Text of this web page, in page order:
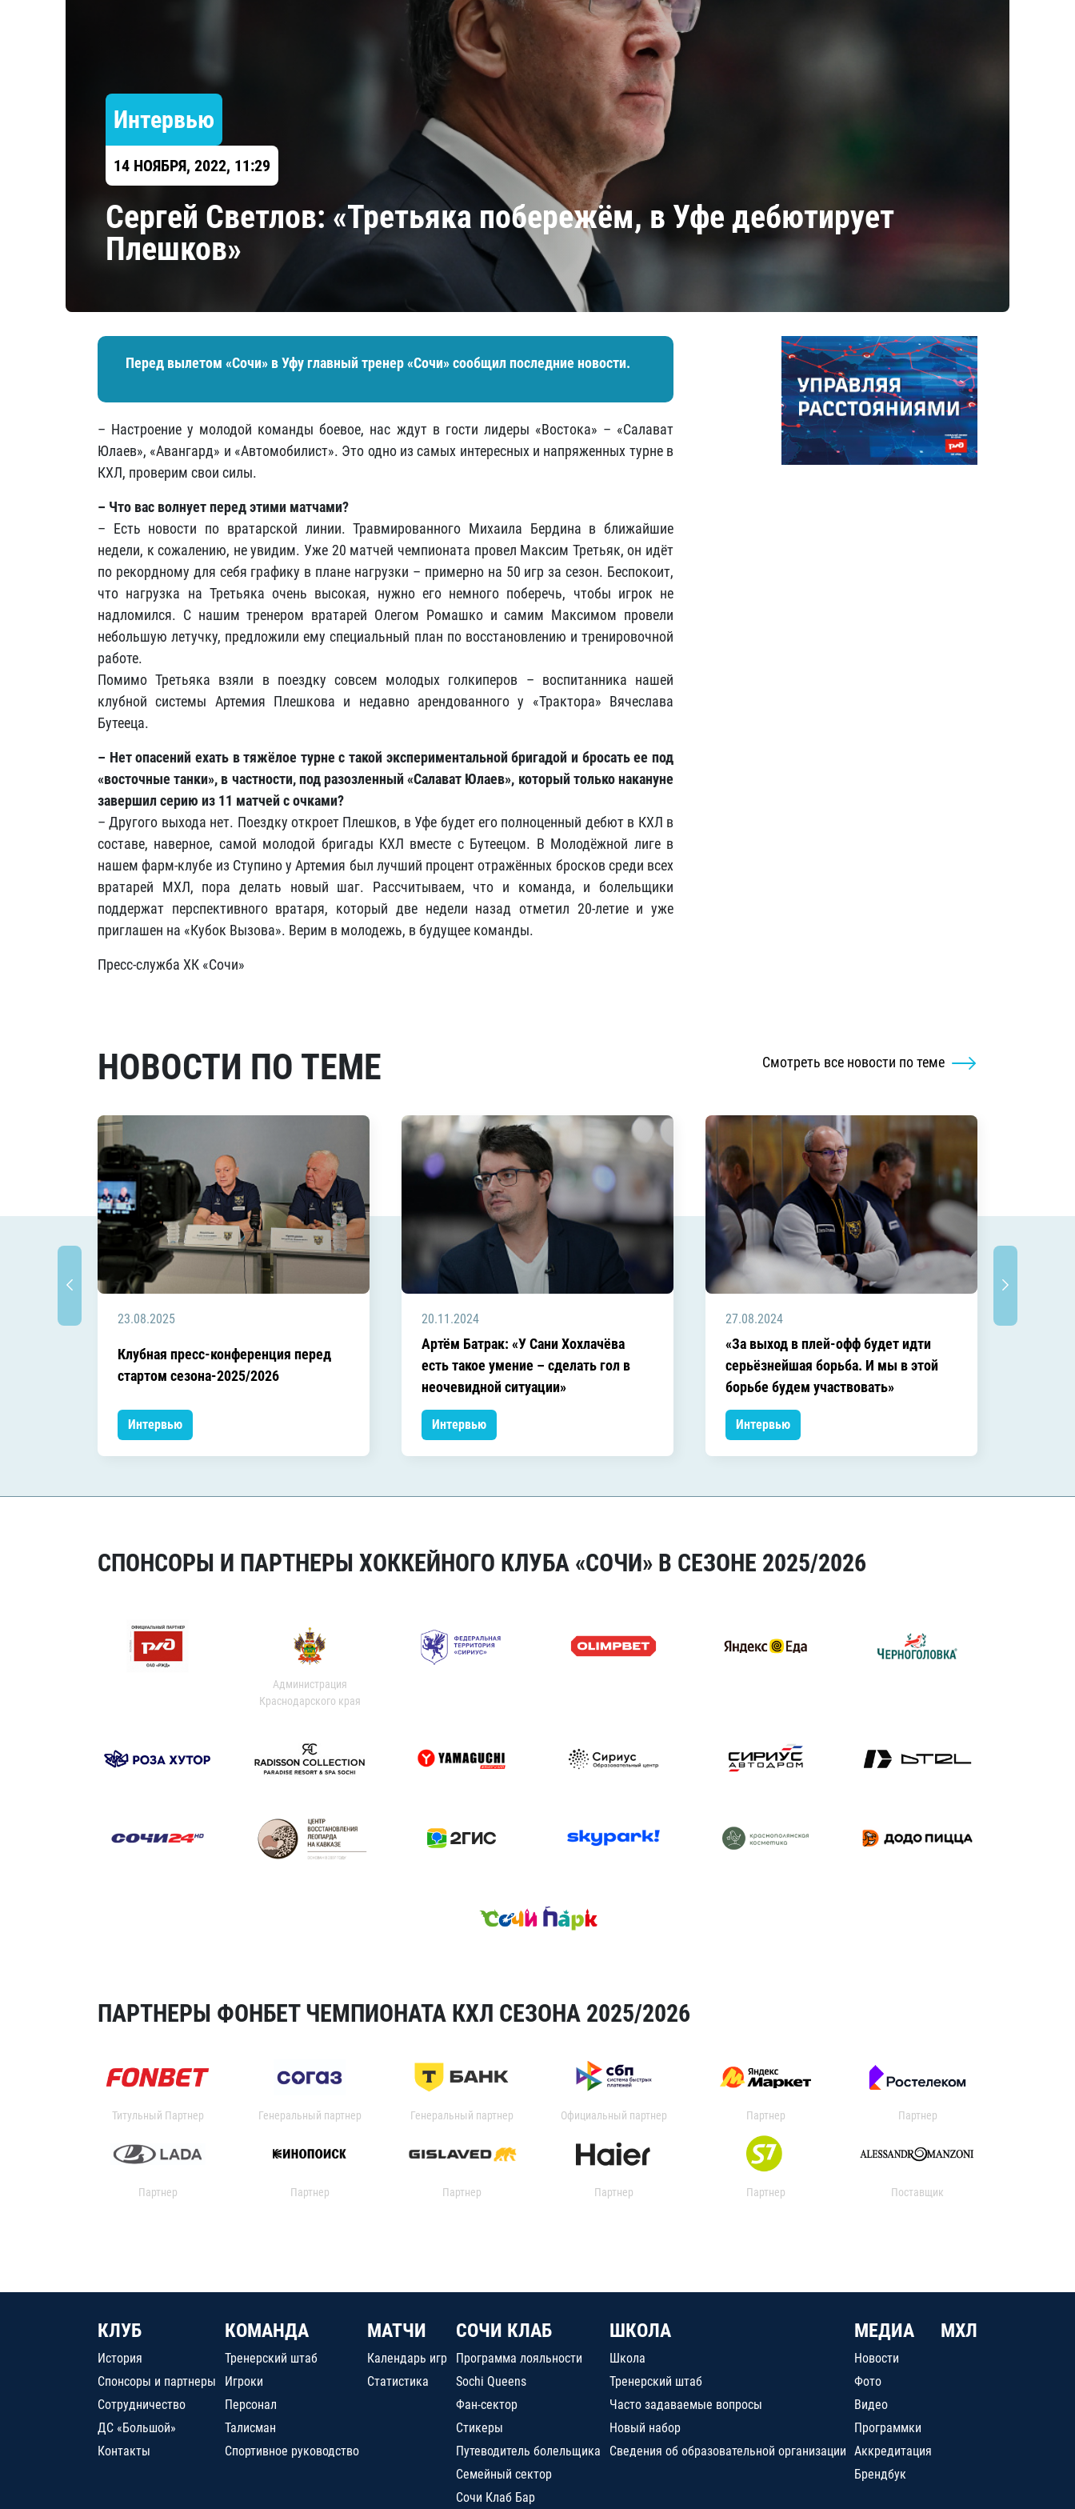
Салават Юлаев
Интервью
14 НОЯБРЯ, 2022, 11:29
Сергей Светлов: «Третьяка побережём, в Уфе дебютирует
Плешков»
Перед вылетом «Сочи» в Уфу главный тренер «Сочи» сообщил последние новости.
– Настроение у молодой команды боевое, нас ждут в гости лидеры «Востока» – «Салават
Юлаев», «Авангард» и «Автомобилист». Это одно из самых интересных и напряженных турне в
КХЛ, проверим свои силы.
– Что вас волнует перед этими матчами?
– Есть новости по вратарской линии. Травмированного Михаила Бердина в ближайшие
недели, к сожалению, не увидим. Уже 20 матчей чемпионата провел Максим Третьяк, он идёт
по рекордному для себя графику в плане нагрузки – примерно на 50 игр за сезон. Беспокоит,
что нагрузка на Третьяка очень высокая, нужно его немного поберечь, чтобы игрок не
надломился. С нашим тренером вратарей Олегом Ромашко и самим Максимом провели
небольшую летучку, предложили ему специальный план по восстановлению и тренировочной
работе.
Помимо Третьяка взяли в поездку совсем молодых голкиперов – воспитанника нашей
клубной системы Артемия Плешкова и недавно арендованного у «Трактора» Вячеслава
Бутееца.
– Нет опасений ехать в тяжёлое турне с такой экспериментальной бригадой и бросать ее под
«восточные танки», в частности, под разозленный «Салават Юлаев», который только накануне
завершил серию из 11 матчей с очками?
– Другого выхода нет. Поездку откроет Плешков, в Уфе будет его полноценный дебют в КХЛ в
составе, наверное, самой молодой бригады КХЛ вместе с Бутеецом. В Молодёжной лиге в
нашем фарм-клубе из Ступино у Артемия был лучший процент отражённых бросков среди всех
вратарей МХЛ, пора делать новый шаг. Рассчитываем, что и команда, и болельщики
поддержат перспективного вратаря, который две недели назад отметил 20-летие и уже
приглашен на «Кубок Вызова». Верим в молодежь, в будущее команды.
Пресс-служба ХК «Сочи»
НОВОСТИ ПО ТЕМЕ Смотреть все новости по теме
23.08.2025
Клубная пресс-конференция перед
стартом сезона-2025/2026
Интервью
20.11.2024
Артём Батрак: «У Сани Хохлачёва
есть такое умение – сделать гол в
неочевидной ситуации»
Интервью
27.08.2024
«За выход в плей-офф будет идти
серьёзнейшая борьба. И мы в этой
борьбе будем участвовать»
Интервью
СПОНСОРЫ И ПАРТНЕРЫ ХОККЕЙНОГО КЛУБА «СОЧИ» В СЕЗОНЕ 2025/2026
Администрация
Краснодарского края
ПАРТНЕРЫ ФОНБЕТ ЧЕМПИОНАТА КХЛ СЕЗОНА 2025/2026
Титульный Партнер Генеральный партнер Генеральный партнер Официальный партнер Партнер Партнер
Партнер Партнер Партнер Партнер Партнер Поставщик
КЛУБ
История
Спонсоры и партнеры
Сотрудничество
ДС «Большой»
Контакты
КОМАНДА
Тренерский штаб
Игроки
Персонал
Талисман
Спортивное руководство
МАТЧИ
Календарь игр
Статистика
СОЧИ КЛАБ
Программа лояльности
Sochi Queens
Фан-сектор
Стикеры
Путеводитель болельщика
Семейный сектор
Сочи Клаб Бар
ШКОЛА
Школа
Тренерский штаб
Часто задаваемые вопросы
Новый набор
Сведения об образовательной организации
МЕДИА
Новости
Фото
Видео
Программки
Аккредитация
Брендбук
МХЛ